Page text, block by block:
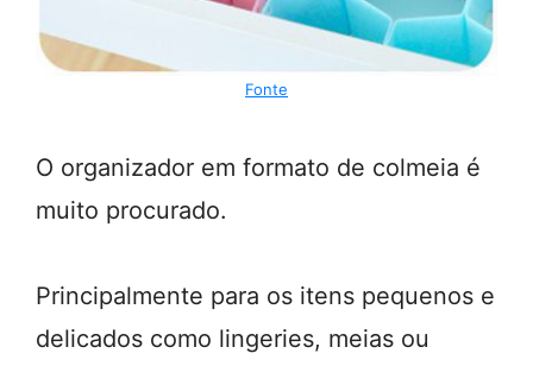
Fonte
O organizador em formato de colmeia é
muito procurado.
Principalmente para os itens pequenos e
delicados como lingeries, meias ou